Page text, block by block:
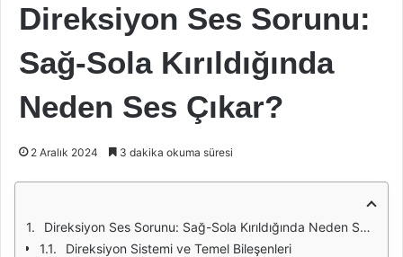
Direksiyon Ses Sorunu:
Sağ-Sola Kırıldığında
Neden Ses Çıkar?
2 Aralık 2024 3 dakika okuma süresi
Direksiyon Ses Sorunu: Sağ-Sola Kırıldığında Neden Ses Çıkar?
Direksiyon Sistemi ve Temel Bileşenleri